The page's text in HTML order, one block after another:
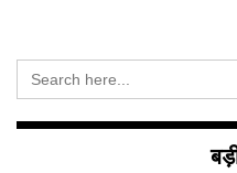
Search
for: